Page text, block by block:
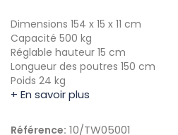
Dimensions 154 x 15 x 11 cm
Capacité 500 kg
Réglable hauteur 15 cm
Longueur des poutres 150 cm
Poids 24 kg
+ En savoir plus
Référence: 10/TW05001